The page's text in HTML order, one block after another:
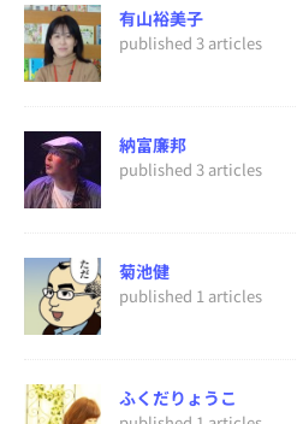
有山裕美子
published 3 articles
納富廉邦
published 3 articles
菊池健
published 1 articles
ふくだりょうこ